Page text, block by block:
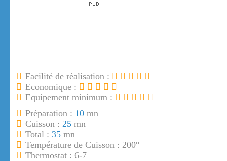
Facilité de réalisation :
Economique :
Equipement minimum :
Préparation : 10 mn
Cuisson : 25 mn
Total : 35 mn
Température de Cuisson : 200°
Thermostat : 6-7